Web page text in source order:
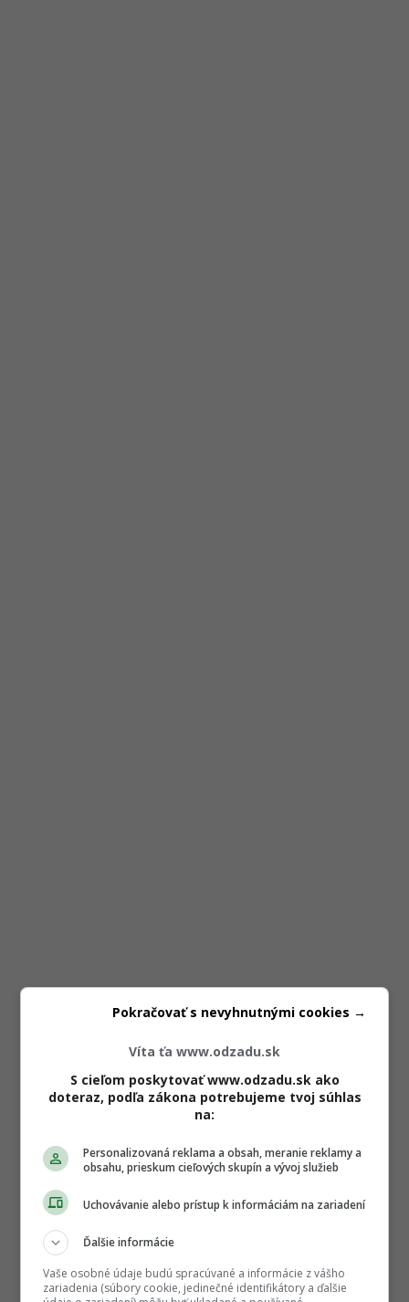
Víta ťa www.odzadu.sk
S cieľom poskytovať www.odzadu.sk ako
doteraz, podľa zákona potrebujeme tvoj súhlas
na:
Personalizovaná reklama a obsah, meranie reklamy a
obsahu, prieskum cieľových skupín a vývoj služieb
Uchovávanie alebo prístup k informáciám na zariadení
Ďalšie informácie
Vaše osobné údaje budú spracúvané a informácie z vášho
zariadenia (súbory cookie, jedinečné identifikátory a ďalšie
Pokračovať s nevyhnutnými cookies →